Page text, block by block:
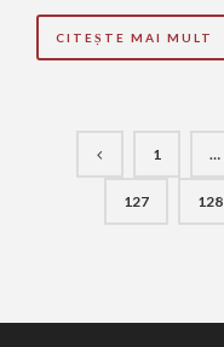
CITEȘTE MAI MULT
1 …
127 128